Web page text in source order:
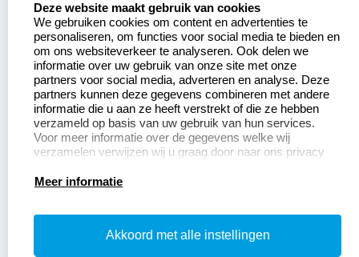
Aanvraag op maat
Betaling &
Verzending
Wederverkoper
worden
Contact opnemen
Veel gestelde vragen
Retourneren
Herroepingsrecht
Productinformatie:
Instructiepagina
Deze website maakt gebruik van cookies
We gebruiken cookies om content en advertenties te
personaliseren, om functies voor social media te bieden en
om ons websiteverkeer te analyseren. Ook delen we
informatie over uw gebruik van onze site met onze
partners voor social media, adverteren en analyse. Deze
partners kunnen deze gegevens combineren met andere
informatie die u aan ze heeft verstrekt of die ze hebben
verzameld op basis van uw gebruik van hun services.
Voor meer informatie over de gegevens welke wij
verzamelen verwijzen wij u graag door naar ons privacy
Meer informatie
Akkoord met alle instellingen